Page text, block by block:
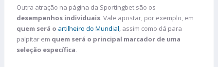
Outra atração na página da Sportingbet são os
desempenhos individuais. Vale apostar, por exemplo, em
quem será o artilheiro do Mundial, assim como dá para
palpitar em quem será o principal marcador de uma
seleção específica.